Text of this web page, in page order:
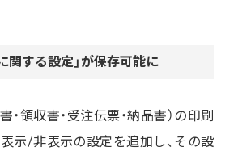
関する設定」が保存可能に
・領収書・受注伝票・納品書）の印刷
示/非表示の設定を追加し、その設